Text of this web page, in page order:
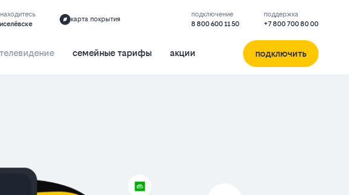
карта покрытия
подключение
8 800 600 11 50
поддержка
+7 800 700 80 00
телевидение семейные тарифы акции подключить